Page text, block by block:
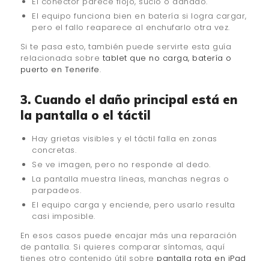
El equipo funciona bien en batería si logra cargar,
pero el fallo reaparece al enchufarlo otra vez.
Si te pasa esto, también puede servirte esta guía
relacionada sobre tablet que no carga, batería o
puerto en Tenerife.
3. Cuando el daño principal está en
la pantalla o el táctil
Hay grietas visibles y el táctil falla en zonas
concretas.
Se ve imagen, pero no responde al dedo.
La pantalla muestra líneas, manchas negras o
parpadeos.
El equipo carga y enciende, pero usarlo resulta
casi imposible.
En esos casos puede encajar más una reparación
de pantalla. Si quieres comparar síntomas, aquí
tienes otro contenido útil sobre pantalla rota en iPad